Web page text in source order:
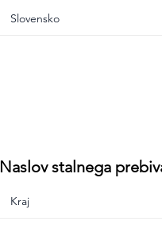
Naslov stalnega